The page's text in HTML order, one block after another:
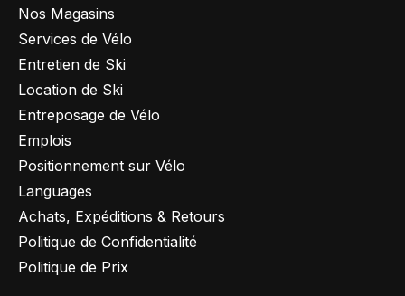
Nos Magasins
Services de Vélo
Entretien de Ski
Location de Ski
Entreposage de Vélo
Emplois
Positionnement sur Vélo
Languages
Achats, Expéditions & Retours
Politique de Confidentialité
Politique de Prix